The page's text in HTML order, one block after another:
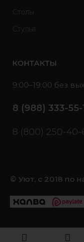
Столы
Стулья
КОНТАКТЫ
9:00–19:00 без
8 (988) 333-55-
8 (800) 250-40-
© Уют, с 2018 по